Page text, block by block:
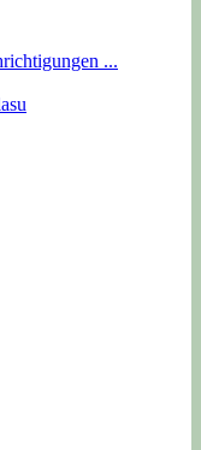
...